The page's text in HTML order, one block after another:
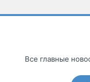
Все главные